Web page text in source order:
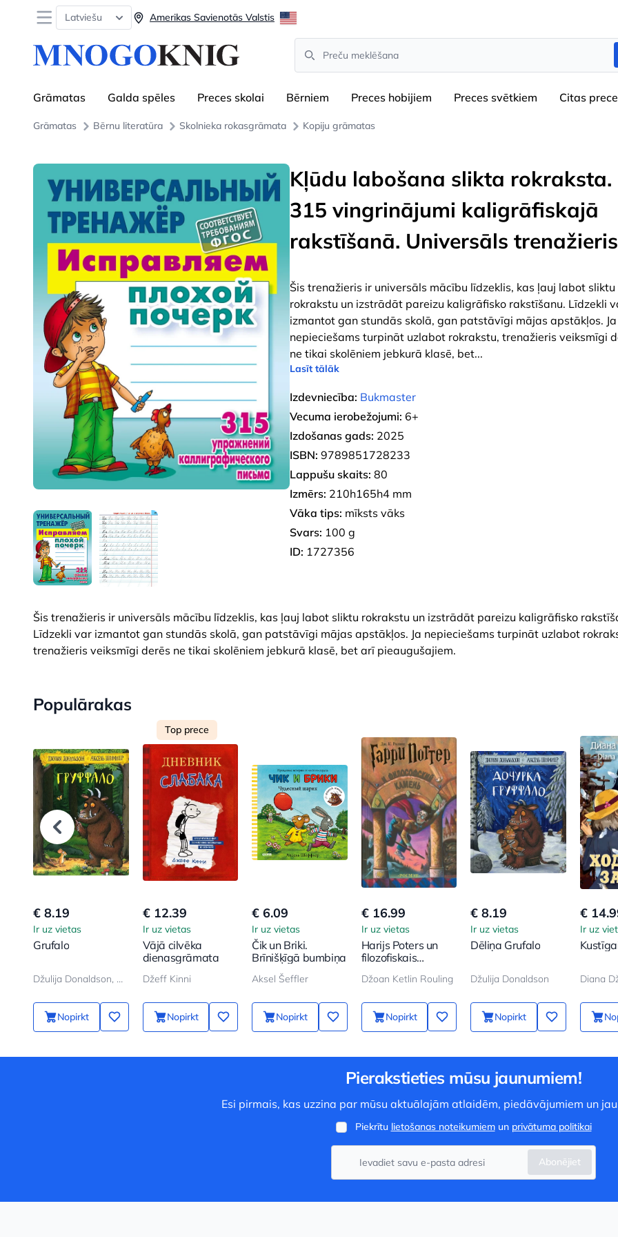
Open menu
Latviešu Amerikas Savienotās Valstis
Search
Grāmatas Galda spēles Preces skolai Bērniem Preces hobijiem Preces svētkiem Сitas
Grāmatas Bērnu literatūra Skolnieka rokasgrāmata Kopiju grāmatas
Kļūdu labošana slikta rokraksta.
315 vingrinājumi kaligrāfiskajā
rakstīšanā. Universāls trenažieris
Šis trenažieris ir universāls mācību līdzeklis, kas ļauj labot sliktu
rokrakstu un izstrādāt pareizu kaligrāfisko rakstīšanu. Līdzekli
izmantot gan stundās skolā, gan patstāvīgi mājas apstākļos. Ja
nepieciešams turpināt uzlabot rokrakstu, trenažieris veiksmīgi
ne tikai skolēniem jebkurā klasē, bet...
Lasīt tālāk
Izdevniecība: Bukmaster
Vecuma ierobežojumi: 6+
Izdošanas gads: 2025
ISBN: 9789851728233
Lappušu skaits: 80
Izmērs: 210h165h4 mm
Vāka tips: mīksts vāks
Svars: 100 g
ID: 1727356
Šis trenažieris ir universāls mācību līdzeklis, kas ļauj labot sliktu rokrakstu un izstrādāt pareizu kaligrāfisko
Līdzekli var izmantot gan stundās skolā, gan patstāvīgi mājas apstākļos. Ja nepieciešams turpināt uzlabot
trenažieris veiksmīgi derēs ne tikai skolēniem jebkurā klasē, bet arī pieaugušajiem.
Populārakas
€ 8.19
Ir uz vietas
Grufalo
Džulija Donaldson, Aksel Šeffler
Nopirkt
Top prece
€ 12.39
Ir uz vietas
Vājā cilvēka
dienasgrāmata
Džeff Kinni
Nopirkt
€ 6.09
Ir uz vietas
Čik un Briki.
Brīnišķīgā bumbiņa
Aksel Šeffler
Nopirkt
€ 16.99
Ir uz vietas
Harijs Poters un
filozofiskais
Džoan Ketlin Rouling
Nopirkt
€ 8.19
Ir uz vietas
Dēliņa Grufalo
Džulija Donaldson
Nopirkt
€
Ir uz
Diana
Pierakstieties mūsu jaunumiem!
Esi pirmais, kas uzzina par mūsu aktuālajām atlaidēm, piedāvājumiem un
Piekrītu lietošanas noteikumiemun privātuma politikai
Abonējiet